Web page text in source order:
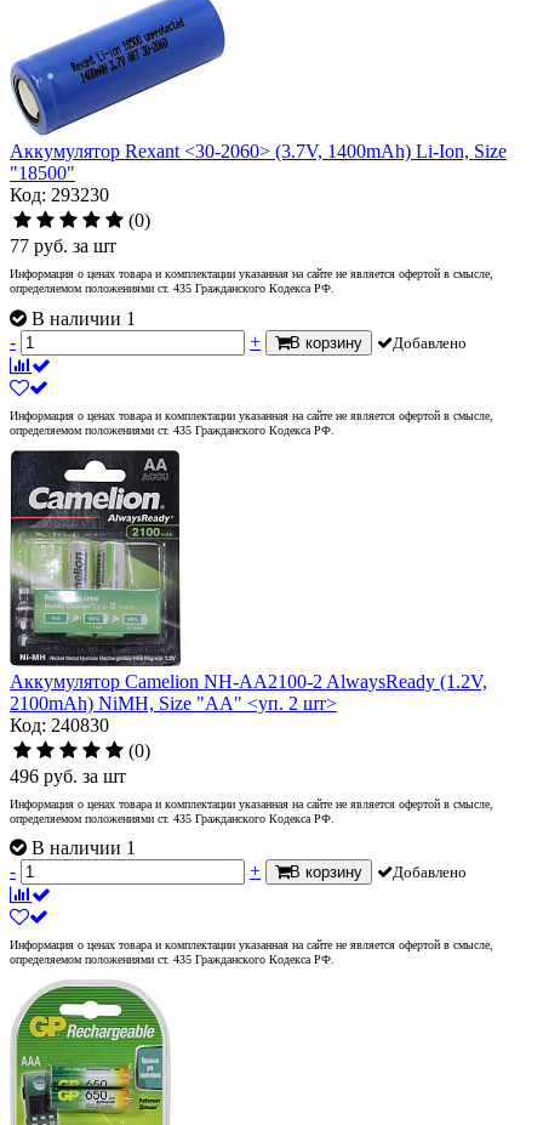
Аккумулятор Rexant <30-2060> (3.7V, 1400mAh) Li-Ion, Size
"18500"
Код: 293230
(0)
77 руб. за шт
Информация о ценах товара и комплектации указанная на сайте не является офертой в смысле,
определяемом положениями ст. 435 Гражданского Кодекса РФ.
В наличии 1
-
+ В корзину Добавлено
Информация о ценах товара и комплектации указанная на сайте не является офертой в смысле,
определяемом положениями ст. 435 Гражданского Кодекса РФ.
Аккумулятор Camelion NH-AA2100-2 AlwaysReady (1.2V,
2100mAh) NiMH, Size "AA" <уп. 2 шт>
Код: 240830
(0)
496 руб. за шт
Информация о ценах товара и комплектации указанная на сайте не является офертой в смысле,
определяемом положениями ст. 435 Гражданского Кодекса РФ.
В наличии 1
-
+ В корзину Добавлено
Информация о ценах товара и комплектации указанная на сайте не является офертой в смысле,
определяемом положениями ст. 435 Гражданского Кодекса РФ.